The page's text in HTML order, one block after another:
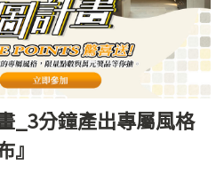
_3分鐘產出專屬風格
』